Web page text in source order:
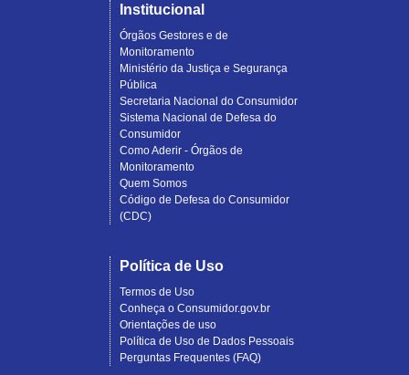
Institucional
Órgãos Gestores e de
Monitoramento
Ministério da Justiça e Segurança
Pública
Secretaria Nacional do Consumidor
Sistema Nacional de Defesa do
Consumidor
Como Aderir - Órgãos de
Monitoramento
Quem Somos
Código de Defesa do Consumidor
(CDC)
Política de Uso
Termos de Uso
Conheça o Consumidor.gov.br
Orientações de uso
Política de Uso de Dados Pessoais
Perguntas Frequentes (FAQ)